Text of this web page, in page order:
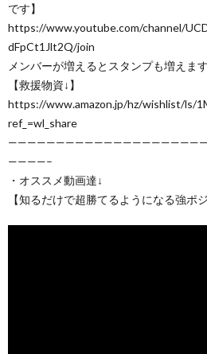
です】
https://www.youtube.com/channel/
dFpCt1Jlt2Q/join
メンバーが増えるとスタンプも増えます
【救援物資↓】
https://www.amazon.jp/hz/wishlist/ls/
ref_=wl_share
————–
・オススメ動画達↓
【知るだけで超勝てるようになる強ポ